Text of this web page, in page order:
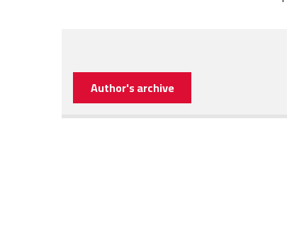
Author's archive